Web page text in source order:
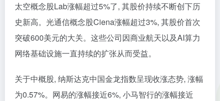
太空概念股Lab涨幅超过5%了, 其股价持续不断创下历
史新高。光通信概念股Ciena涨幅超过3%, 其股价首次
突破600美元的大关。这些公司因商业航天以及AI算力
网络基础设施一直持续的扩张从而受益。
关于中概股, 纳斯达克中国金龙指数呈现收涨态势, 涨幅
为0.57%。网易的涨幅接近6%, 小马智行的涨幅接近